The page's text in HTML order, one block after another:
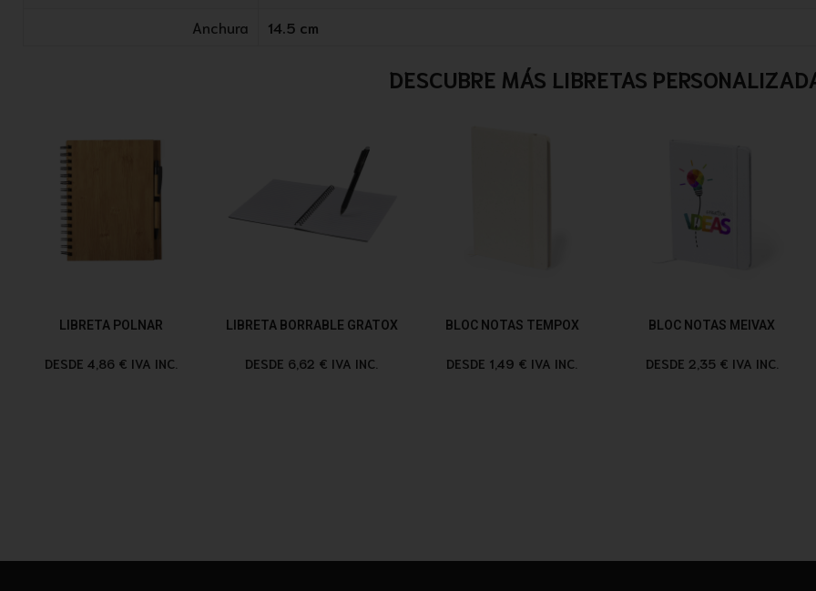
Anchura
14.5 cm
DESCUBRE MÁS LIBRETAS
LIBRETA POLNAR
DESDE 4,86 € IVA INC.
LIBRETA BORRABLE GRATOX
DESDE 6,62 € IVA INC.
BLOC NOTAS TEMPOX
DESDE 1,49 € IVA INC.
BLOC NOTAS MEIVAX
DESDE 2,35 € IVA INC.